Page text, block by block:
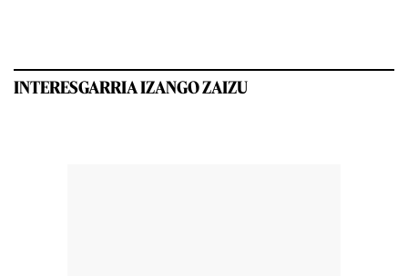
INTERESGARRIA IZANGO ZAIZU